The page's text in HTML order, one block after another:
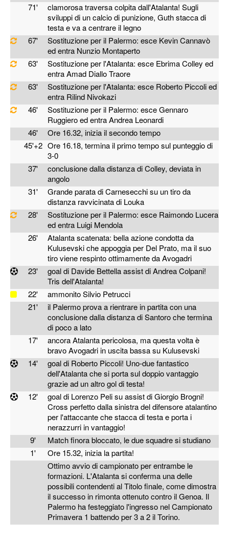
71'
clamorosa traversa colpita dall'Atalanta! Sugli
sviluppi di un calcio di punizione, Guth stacca di
testa e va a centrare il legno
67'
Sostituzione per il Palermo: esce Kevin Cannavò
ed entra Nunzio Montaperto
63'
Sostituzione per l'Atalanta: esce Ebrima Colley ed
entra Amad Diallo Traore
63'
Sostituzione per l'Atalanta: esce Roberto Piccoli ed
entra Rilind Nivokazi
46'
Sostituzione per il Palermo: esce Gennaro
Ruggiero ed entra Andrea Leonardi
46'
Ore 16.32, inizia il secondo tempo
45'+2 Ore 16.18, termina il primo tempo sul punteggio di
3-0
37'
conclusione dalla distanza di Colley, deviata in
angolo
31'
Grande parata di Carnesecchi su un tiro da
distanza ravvicinata di Louka
28'
Sostituzione per il Palermo: esce Raimondo Lucera
ed entra Luigi Mendola
26'
Atalanta scatenata: bella azione condotta da
Kulusevski che appoggia per Del Prato, ma il suo
tiro viene respinto ottimamente da Avogadri
23'
goal di Davide Bettella assist di Andrea Colpani!
Tris dell'Atalanta!
22'
ammonito Silvio Petrucci
21'
il Palermo prova a rientrare in partita con una
conclusione dalla distanza di Santoro che termina
di poco a lato
17'
ancora Atalanta pericolosa, ma questa volta è
bravo Avogadri in uscita bassa su Kulusevski
14'
goal di Roberto Piccoli! Uno-due fantastico
dell'Atalanta che si porta sul doppio vantaggio
grazie ad un altro gol di testa!
12'
goal di Lorenzo Peli su assist di Giorgio Brogni!
Cross perfetto dalla sinistra del difensore atalantino
per l'attaccante che stacca di testa e porta i
nerazzurri in vantaggio!
9'
Match finora bloccato, le due squadre si studiano
1'
Ore 15.32, inizia la partita!
Ottimo avvio di campionato per entrambe le
formazioni. L'Atalanta si conferma una delle
possibili contendenti al Titolo finale, come dimostra
il successo in rimonta ottenuto contro il Genoa. Il
Palermo ha festeggiato l'ingresso nel Campionato
Primavera 1 battendo per 3 a 2 il Torino.